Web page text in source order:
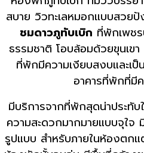
สบาย วิวทะเลหมอกแบบสวย
ชมดาวภูทับเบิก ที่พักเพช
ธรรมชาติ โอบล้อมด้วยขุนเข
ที่พักมีความเงียบสงบและเ
อาคารที่พักที่มี
มีบริการจากที่พักสุดน่าประทั
ความสะดวกมากมายแบบจุใ
รูปแบบ สำหรับภายในห้องตก